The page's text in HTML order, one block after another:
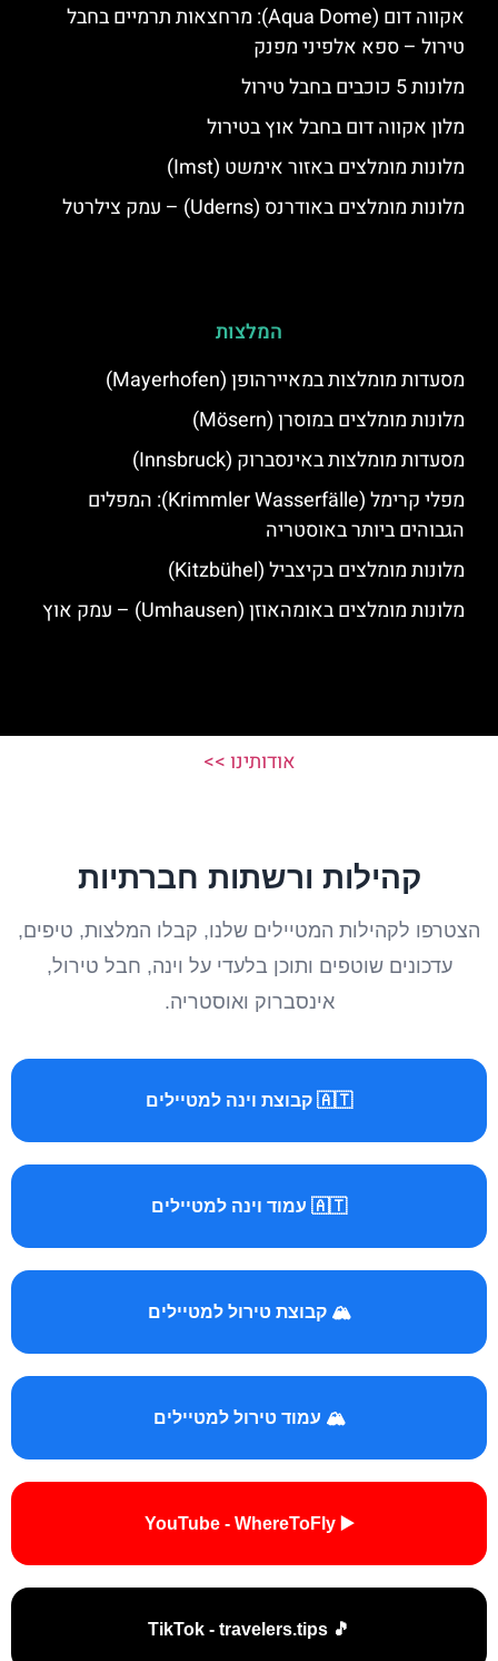
אקווה דום (Aqua Dome): מרחצאות תרמיים בחבל
טירול – ספא אלפיני מפנק
מלונות 5 כוכבים בחבל טירול
מלון אקווה דום בחבל אוץ בטירול
מלונות מומלצים באזור אימשט (Imst)
מלונות מומלצים באודרנס (Uderns) – עמק צילרטל
המלצות
מסעדות מומלצות במאיירהופן (Mayerhofen)
מלונות מומלצים במוסרן (Mösern)
מסעדות מומלצות באינסברוק (Innsbruck)
מפלי קרימל (Krimmler Wasserfälle): המפלים
הגבוהים ביותר באוסטריה
מלונות מומלצים בקיצביל (Kitzbühel)
מלונות מומלצים באומהאוזן (Umhausen) – עמק אוץ
אודותינו >>
קהילות ורשתות חברתיות
הצטרפו לקהילות המטיילים שלנו, קבלו המלצות, טיפים,
עדכונים שוטפים ותוכן בלעדי על וינה, חבל טירול,
אינסברוק ואוסטריה.
🇦🇹 קבוצת וינה למטיילים
🇦🇹 עמוד וינה למטיילים
🏔️ קבוצת טירול למטיילים
🏔️ עמוד טירול למטיילים
▶️ YouTube - WhereToFly
🎵 TikTok - travelers.tips